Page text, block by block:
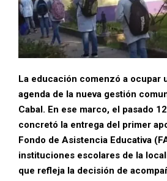
La educación comenzó a ocupar
agenda de la nueva gestión
Cabal. En ese marco, el pasado
concretó la entrega del primer
Fondo de Asistencia Educativa
instituciones escolares de la
que refleja la decisión de